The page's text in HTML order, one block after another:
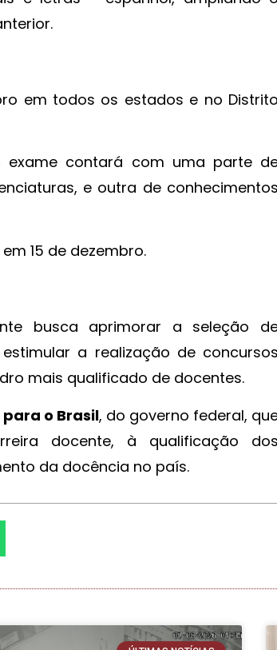
em todos os estados e no
contará com uma parte
e outra de
15 de dezembro.
busca aprimorar a seleção
a realização de
mais qualificado de docentes.
o Brasil, do governo federal,
docente, à qualificação
da docência no país.